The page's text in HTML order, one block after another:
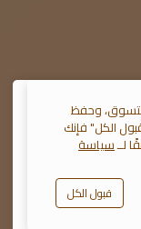
،
وحفظ
الكل" فإنك
لــسياسة
قبول الكل